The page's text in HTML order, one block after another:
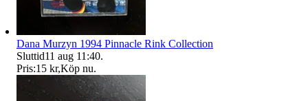
Dana Murzyn 1994 Pinnacle Rink Collection
Sluttid11 aug 11:40.
Pris:15 kr,Köp nu.